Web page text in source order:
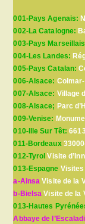
001-Pays Agenais:
002-La Catalogne:
003-Pays
004-Les Landes:
005-Pays Catalan:
006-Alsace:
007-Alsace: Village
008-Alsace; Parc
009-Venise:
010-Ille Sur Têt:
011-Bordeaux
012-Tyrol Visite
013-Espagne
a-Ainsa Visite de la
b-Bielsa Visite de la
013-Hautes
Abbaye de